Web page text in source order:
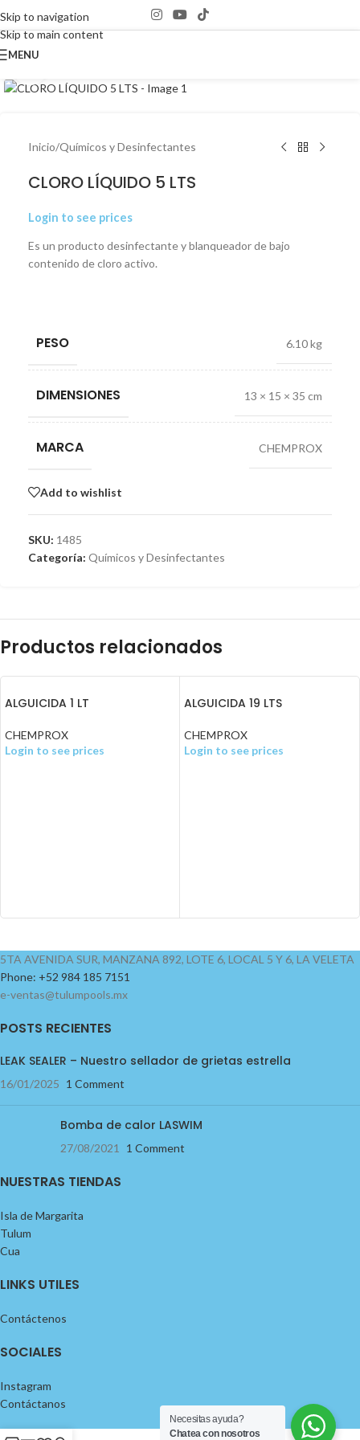
Skip to navigation
Skip to main content
MENU
Inicio/Químicos y Desinfectantes
CLORO LÍQUIDO 5 LTS
Login to see prices
Es un producto desinfectante y blanqueador de bajo
contenido de cloro activo.
PESO 6.10 kg
DIMENSIONES 13 × 15 × 35 cm
MARCA CHEMPROX
Add to wishlist
SKU: 1485
Categoría: Químicos y Desinfectantes
Productos relacionados
ALGUICIDA 1 LT
CHEMPROX
Login to see prices
ALGUICIDA 19 LTS
CHEMPROX
Login to see prices
5TA AVENIDA SUR, MANZANA 892, LOTE 6, LOCAL 5 Y 6, LA VELETA
Phone: +52 984 185 7151
e-ventas@tulumpools.mx
POSTS RECIENTES
LEAK SEALER – Nuestro sellador de grietas estrella
16/01/2025 1 Comment
Bomba de calor LASWIM
27/08/2021 1 Comment
NUESTRAS TIENDAS
Isla de Margarita
Tulum
Cua
LINKS UTILES
Contáctenos
SOCIALES
Instagram
Contáctanos
Necesitas ayuda?
Chatea con nosotros